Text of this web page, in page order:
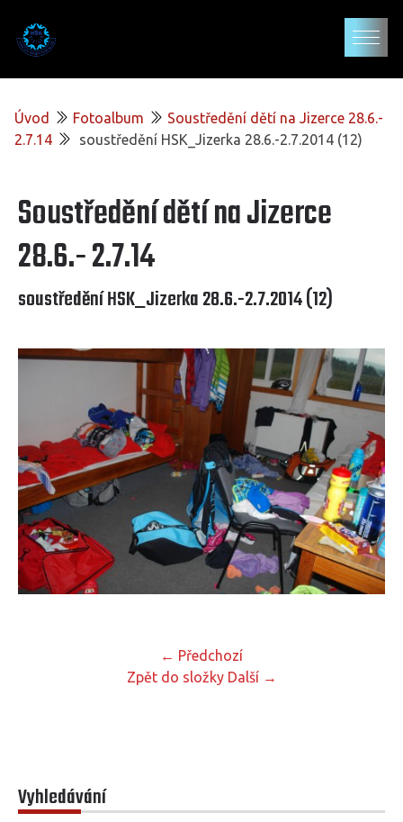
Úvod Fotoalbum
Soustředění dětí na Jizerce 28.6.-
2.7.14
soustředění HSK_Jizerka 28.6.-2.7.2014 (12)
Soustředění dětí na Jizerce
28.6.- 2.7.14
soustředění HSK_Jizerka 28.6.-2.7.2014 (12)
← Předchozí
Zpět do složky Další →
Vyhledávání